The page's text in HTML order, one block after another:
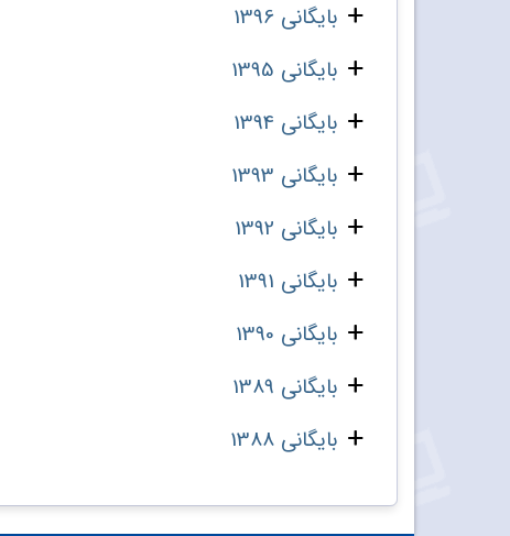
بایگانی 1396
بایگانی 1395
بایگانی 1394
بایگانی 1393
بایگانی 1392
بایگانی 1391
بایگانی 1390
بایگانی 1389
بایگانی 1388